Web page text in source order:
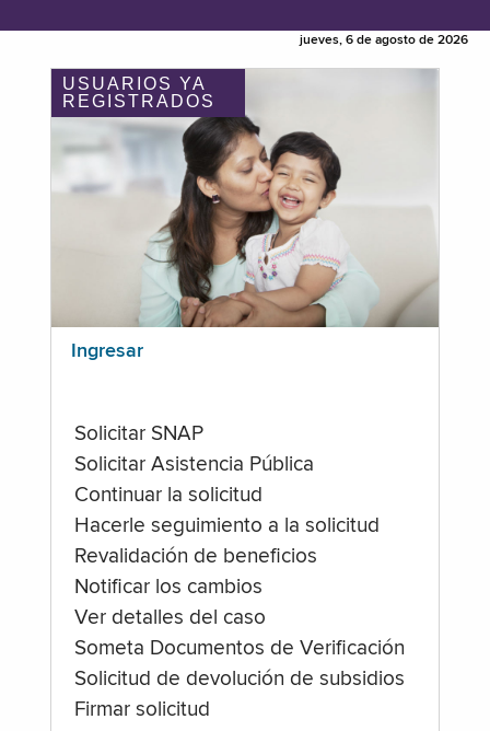
jueves, 6 de agosto de 2026
USUARIOS YA
REGISTRADOS
Ingresar
Solicitar SNAP
Solicitar Asistencia Pública
Continuar la solicitud
Hacerle seguimiento a la solicitud
Revalidación de beneficios
Notificar los cambios
Ver detalles del caso
Someta Documentos de Verificación
Solicitud de devolución de subsidios
Firmar solicitud